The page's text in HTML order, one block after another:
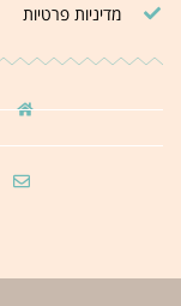
מדיניות פרטיות